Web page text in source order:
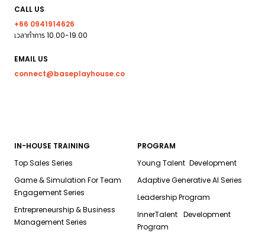
CALL US
+66 0941914626
เวลาทำการ 10.00-19.00
EMAIL US
connect@baseplayhouse.co
IN-HOUSE TRAINING
Top Sales Series
Game & Simulation For Team
Engagement Series
Entrepreneurship & Business
Management Series
PROGRAM
Young Talent Development
Adaptive Generative AI Series
Leadership Program
InnerTalent Development
Program